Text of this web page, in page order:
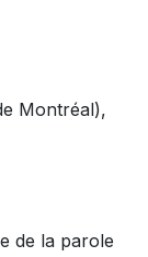
Montréal),
de la parole